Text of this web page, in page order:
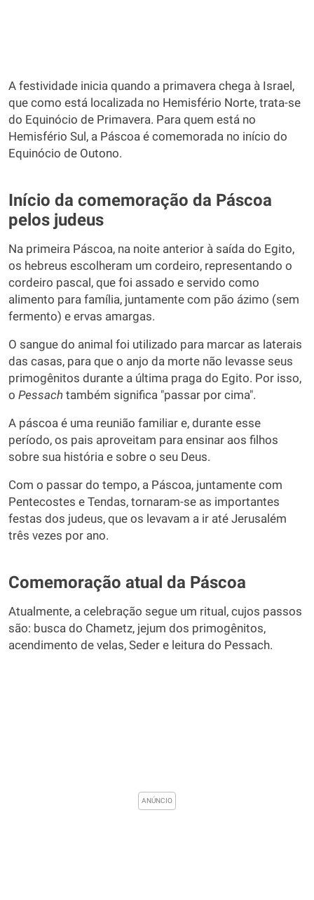
A festividade inicia quando a primavera chega à Israel,
que como está localizada no Hemisfério Norte, trata-se
do Equinócio de Primavera. Para quem está no
Hemisfério Sul, a Páscoa é comemorada no início do
Equinócio de Outono.
Início da comemoração da Páscoa
pelos judeus
Na primeira Páscoa, na noite anterior à saída do Egito,
os hebreus escolheram um cordeiro, representando o
cordeiro pascal, que foi assado e servido como
alimento para família, juntamente com pão ázimo (sem
fermento) e ervas amargas.
O sangue do animal foi utilizado para marcar as laterais
das casas, para que o anjo da morte não levasse seus
primogênitos durante a última praga do Egito. Por isso,
o Pessach também significa "passar por cima".
A páscoa é uma reunião familiar e, durante esse
período, os pais aproveitam para ensinar aos filhos
sobre sua história e sobre o seu Deus.
Com o passar do tempo, a Páscoa, juntamente com
Pentecostes e Tendas, tornaram-se as importantes
festas dos judeus, que os levavam a ir até Jerusalém
três vezes por ano.
Comemoração atual da Páscoa
Atualmente, a celebração segue um ritual, cujos passos
são: busca do Chametz, jejum dos primogênitos,
acendimento de velas, Seder e leitura do Pessach.